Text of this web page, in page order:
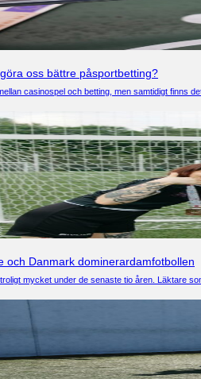
oss bättre påsportbetting?
casinospel och betting, men samtidigt finns
och Danmark dominerardamfotbollen
mycket under de senaste tio åren. Läktare